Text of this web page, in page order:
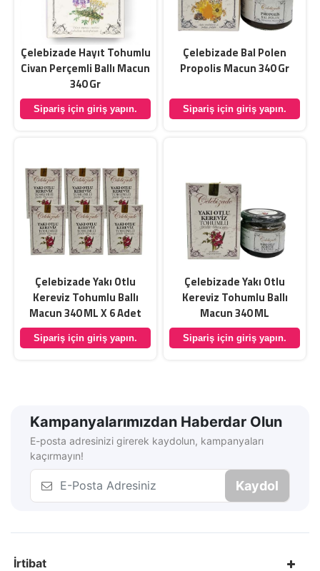
Çelebizade Hayıt Tohumlu
Civan Perçemli Ballı Macun
340 Gr
Sipariş için giriş yapın.
Çelebizade Bal Polen
Propolis Macun 340 Gr
Sipariş için giriş yapın.
Çelebizade Yakı Otlu
Kereviz Tohumlu Ballı
Macun 340 ML X 6 Adet
Sipariş için giriş yapın.
Çelebizade Yakı Otlu
Kereviz Tohumlu Ballı
Macun 340 ML
Sipariş için giriş yapın.
Kampanyalarımızdan Haberdar Olun
E-posta adresinizi girerek kaydolun, kampanyaları
kaçırmayın!
Kaydol
İrtibat